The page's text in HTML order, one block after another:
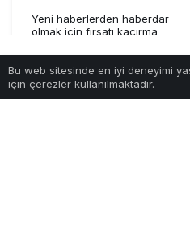
Yeni haberlerden haberdar
olmak için fırsatı kaçırma
aboneliğini hemen başlat.
Bu web sitesinde en iyi deneyimi
için çerezler kullanılmaktadır.
Anasayfa Akış